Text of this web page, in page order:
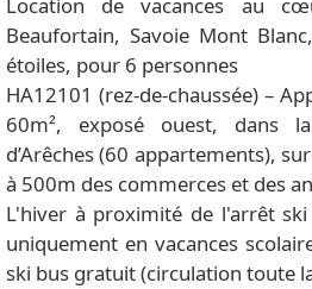
Location de vacances au
Beaufortain, Savoie Mont
étoiles, pour 6 personnes
HA12101 (rez-de-chaussée) –
60m², exposé ouest, dans
d’Arêches (60 appartements),
à 500m des commerces et des
L'hiver à proximité de l'arrêt
uniquement en vacances
ski bus gratuit (circulation toute